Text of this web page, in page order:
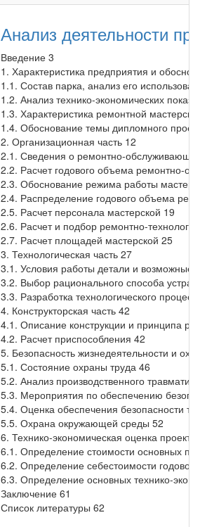
Анализ деятельности
Введение 3
1. Характеристика предприятия и
1.1. Состав парка, анализ его
1.2. Анализ технико-экономических
1.3. Характеристика ремонтной
1.4. Обоснование темы дипломного
2. Организационная часть 12
2.1. Сведения о ремонтно-
2.2. Расчет годового объема ремонтно-
2.3. Обоснование режима работы
2.4. Распределение годового объема
2.5. Расчет персонала мастерской 19
2.6. Расчет и подбор ремонтно-
2.7. Расчет площадей мастерской 25
3. Технологическая часть 27
3.1. Условия работы детали и возможные
3.2. Выбор рационального способа
3.3. Разработка технологического
4. Конструкторская часть 42
4.1. Описание конструкции и принципа
4.2. Расчет приспособления 42
5. Безопасность жизнедеятельности и
5.1. Состояние охраны труда 46
5.2. Анализ производственного
5.3. Мероприятия по обеспечению
5.4. Оценка обеспечения безопасности
5.5. Охрана окружающей среды 52
6. Технико-экономическая оценка проекта
6.1. Определение стоимости основных
6.2. Определение себестоимости
6.3. Определение основных технико-
Заключение 61
Список литературы 62